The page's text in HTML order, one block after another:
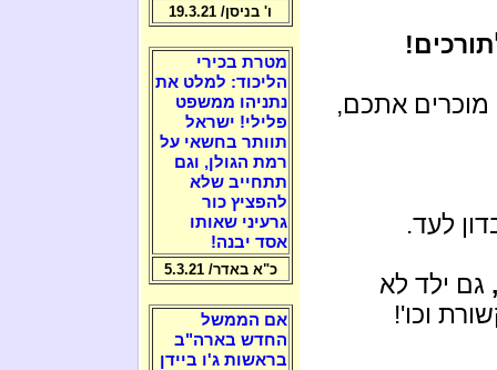
מוכרים אתכם,
לעד.
גם ילד לא
וכו'!
ו' בניסן/ 19.3.21
מטרת בכירי
הליכוד: למלט את
נתניהו ממשפט
פלילי! ישראל
תוותר בחשאי על
רמת הגולן, וגם
תתחייב שלא
להפציץ כור
גרעיני שאותו
אסד יבנה!
כ"א באדר/ 5.3.21
אם הממשל
החדש בארה"ב
בראשות ג'ו ביידן